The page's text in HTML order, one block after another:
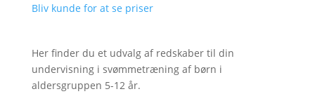
Bliv kunde for at se priser
Her finder du et udvalg af redskaber til din
undervisning i svømmetræning af børn i
aldersgruppen 5-12 år.